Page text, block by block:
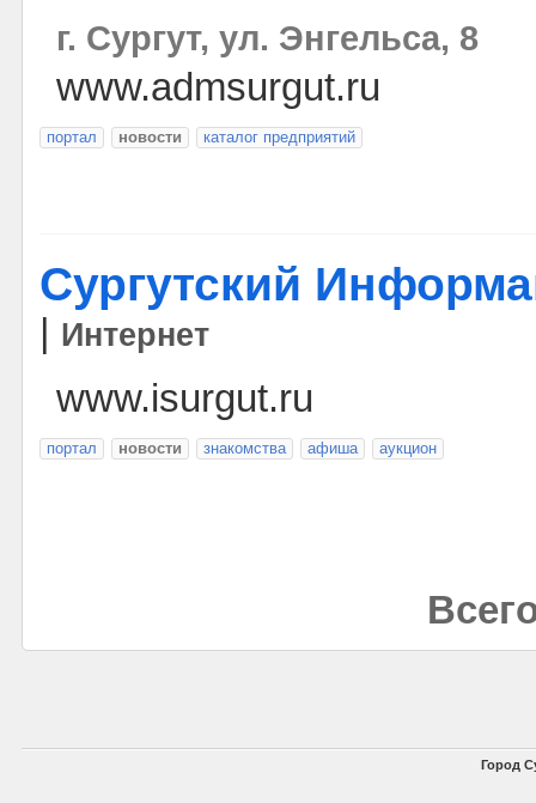
г. Сургут, ул. Энгельса, 8
www.admsurgut.ru
портал новости каталог предприятий
Сургутский
Интернет
www.isurgut.ru
портал новости знакомства афиша аукцион
Город